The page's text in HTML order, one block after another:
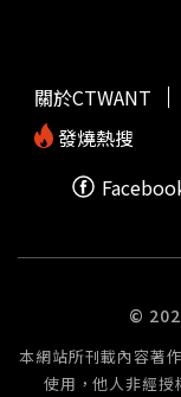
滿意，但差強人
警報參數、從錯誤
關於CTWANT
發燒熱搜
©
本網站所刊載內容著
使用，他人非經